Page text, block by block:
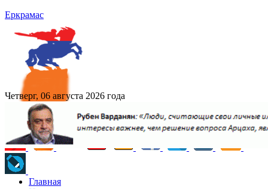
Еркрамас
Четверг, 06 августа 2026 года
Главная